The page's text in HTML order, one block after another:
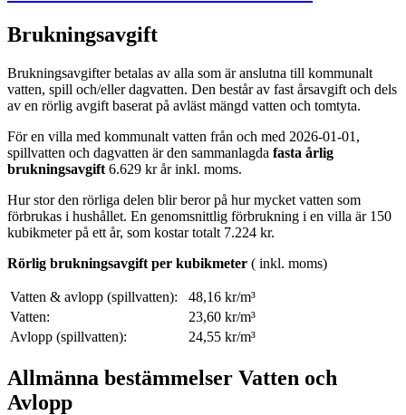
Brukningsavgift
Brukningsavgifter betalas av alla som är anslutna till kommunalt
vatten, spill och/eller dagvatten. Den består av fast årsavgift och dels
av en rörlig avgift baserat på avläst mängd vatten och tomtyta.
För en villa med kommunalt vatten från och med 2026-01-01,
spillvatten och dagvatten är den sammanlagda fasta årlig
brukningsavgift 6.629 kr år inkl. moms.
Hur stor den rörliga delen blir beror på hur mycket vatten som
förbrukas i hushållet. En genomsnittlig förbrukning i en villa är 150
kubikmeter på ett år, som kostar totalt 7.224 kr.
Rörlig brukningsavgift per kubikmeter ( inkl. moms)
Vatten & avlopp (spillvatten):
48,16 kr/m³
Vatten:
23,60 kr/m³
Avlopp (spillvatten):
24,55 kr/m³
Allmänna bestämmelser Vatten och
Avlopp